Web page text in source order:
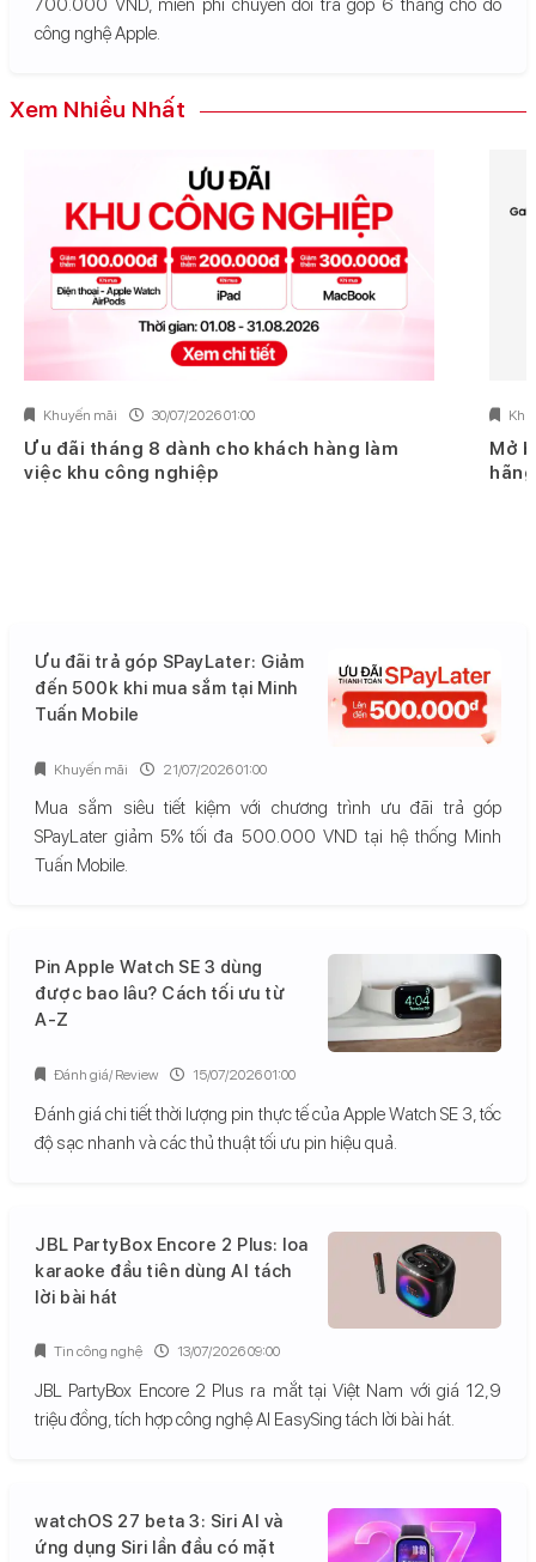
700.000 VND, miễn phí chuyển đổi trả góp 6 tháng cho đồ
công nghệ Apple.
Xem Nhiều Nhất
Khuyến mãi 30/07/2026 01:00
Ưu đãi tháng 8 dành cho khách hàng làm
việc khu công nghiệp
Mở
Ưu đãi trả góp SPayLater: Giảm
đến 500k khi mua sắm tại Minh
Tuấn Mobile
Mua sắm siêu tiết kiệm với chương trình ưu đãi trả góp
SPayLater giảm 5% tối đa 500.000 VND tại hệ thống Minh
Tuấn Mobile.
Khuyến mãi 21/07/2026 01:00
Pin Apple Watch SE 3 dùng
được bao lâu? Cách tối ưu từ
A-Z
Đánh giá chi tiết thời lượng pin thực tế của Apple Watch SE 3, tốc
độ sạc nhanh và các thủ thuật tối ưu pin hiệu quả.
Đánh giá/ Review 15/07/2026 01:00
JBL PartyBox Encore 2 Plus: loa
karaoke đầu tiên dùng AI tách
lời bài hát
JBL PartyBox Encore 2 Plus ra mắt tại Việt Nam với giá 12,9
triệu đồng, tích hợp công nghệ AI EasySing tách lời bài hát.
Tin công nghệ 13/07/2026 09:00
watchOS 27 beta 3: Siri AI và
ứng dụng Siri lần đầu có mặt